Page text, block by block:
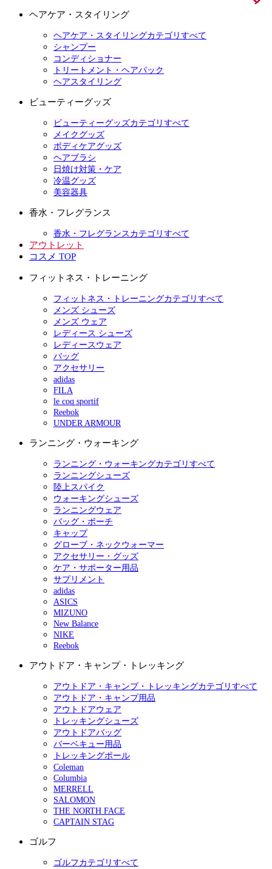
ヘアケア・スタイリング
ヘアケア・スタイリングカテゴリすべて
シャンプー
コンディショナー
トリートメント・ヘアパック
ヘアスタイリング
ビューティーグッズ
ビューティーグッズカテゴリすべて
メイクグッズ
ボディケアグッズ
ヘアブラシ
日焼け対策・ケア
冷温グッズ
美容器具
香水・フレグランス
香水・フレグランスカテゴリすべて
アウトレット
コスメ TOP
フィットネス・トレーニング
フィットネス・トレーニングカテゴリすべて
メンズ シューズ
メンズ ウェア
レディース シューズ
レディースウェア
バッグ
アクセサリー
adidas
FILA
le coq sportif
Reebok
UNDER ARMOUR
ランニング・ウォーキング
ランニング・ウォーキングカテゴリすべて
ランニングシューズ
陸上スパイク
ウォーキングシューズ
ランニングウェア
バッグ・ポーチ
キャップ
グローブ・ネックウォーマー
アクセサリー・グッズ
ケア・サポーター用品
サプリメント
adidas
ASICS
MIZUNO
New Balance
NIKE
Reebok
アウトドア・キャンプ・トレッキング
アウトドア・キャンプ・トレッキングカテゴリすべて
アウトドア・キャンプ用品
アウトドアウェア
トレッキングシューズ
アウトドアバッグ
バーベキュー用品
トレッキングポール
Coleman
Columbia
MERRELL
SALOMON
THE NORTH FACE
CAPTAIN STAG
ゴルフ
ゴルフカテゴリすべて